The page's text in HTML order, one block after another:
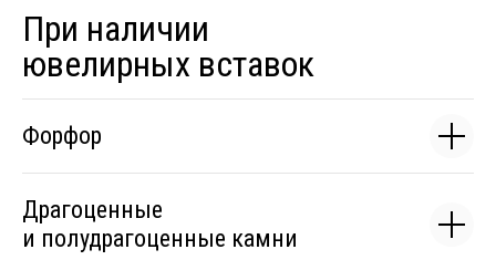
При наличии
ювелирных вставок
Форфор
Драгоценные
и полудрагоценные камни